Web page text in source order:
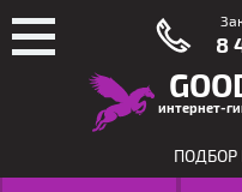
интернет-
8